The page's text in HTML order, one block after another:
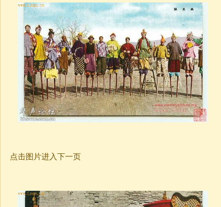
点击图片进入下一页